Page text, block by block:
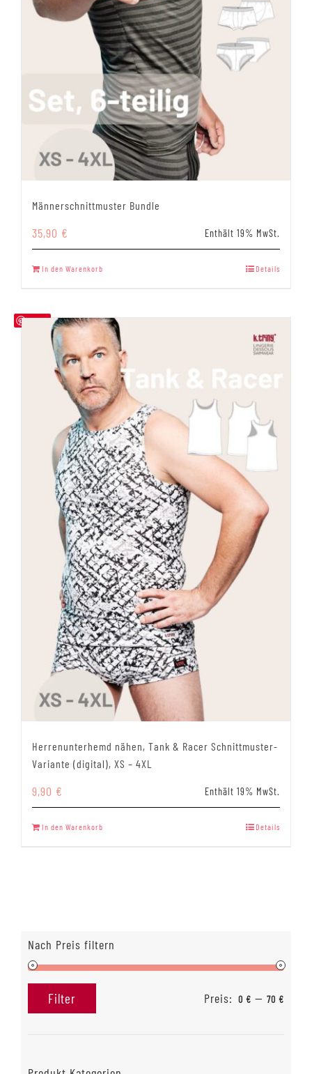
Männerschnittmuster Bundle
35,90 € Enthält 19% MwSt.
In den Warenkorb Details
Save
Herrenunterhemd nähen, Tank & Racer Schnittmuster-
Variante (digital), XS – 4XL
9,90 € Enthält 19% MwSt.
In den Warenkorb Details
Nach Preis filtern
Filter Preis: 0 € — 70 €